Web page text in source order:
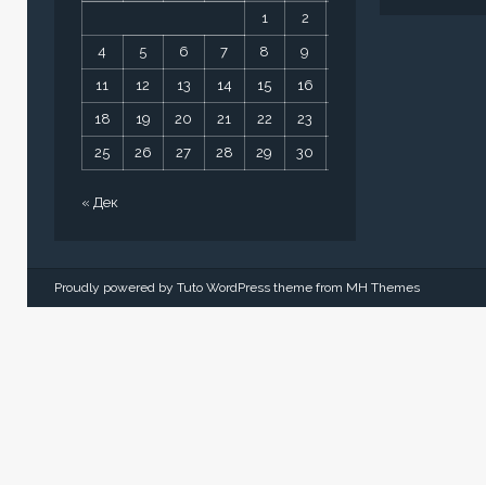
1 2
4 5 6 7 8 9
11 12 13 14 15 16
18 19 20 21 22 23
25 26 27 28 29 30
« Дек
Proudly powered by Tuto WordPress theme from MH Themes